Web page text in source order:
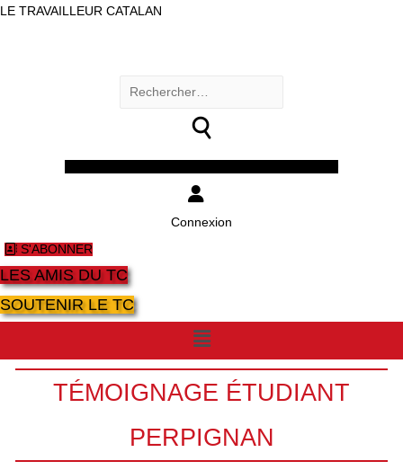
LE TRAVAILLEUR CATALAN
Rechercher :
Connexion
S'ABONNER
LES AMIS DU TC
SOUTENIR LE TC
Menu
TÉMOIGNAGE ÉTUDIANT
PERPIGNAN